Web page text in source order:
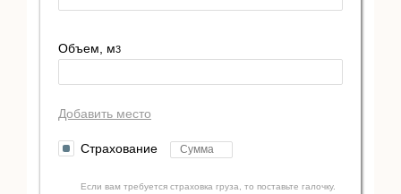
Объем, м3
Добавить место
Страхование
Если вам требуется страховка груза, то поставьте галочку.